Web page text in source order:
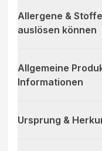
Allergene &
auslösen können
Allgemeine
Informationen
Ursprung &